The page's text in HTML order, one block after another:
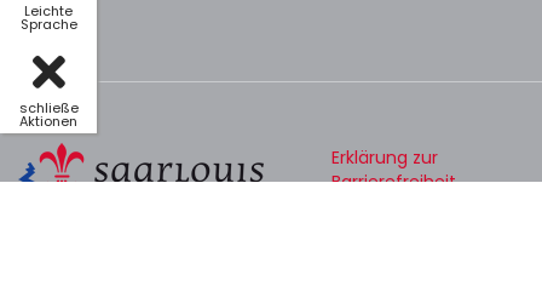
Leichte
Sprache
schließe
Aktionen
Erklärung zur
Barrierefreiheit